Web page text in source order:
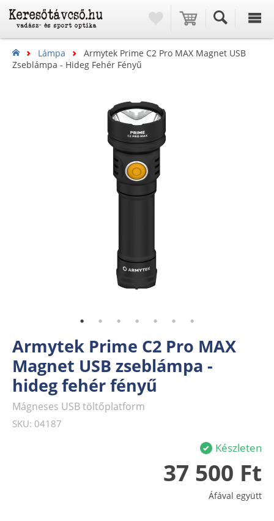
Lámpa
Armytek Prime C2 Pro MAX Magnet USB
Zseblámpa - Hideg Fehér Fényű
Armytek Prime C2 Pro MAX
Magnet USB zseblámpa -
hideg fehér fényű
Mágneses USB töltőplatform
SKU: 04187
Készleten
37 500 Ft
Áfával együtt